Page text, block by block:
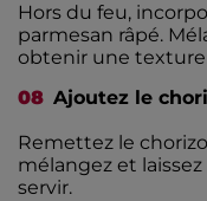
Hors du feu,
parmesan râpé.
obtenir une
Ajoutez le
Remettez le
mélangez et
servir.